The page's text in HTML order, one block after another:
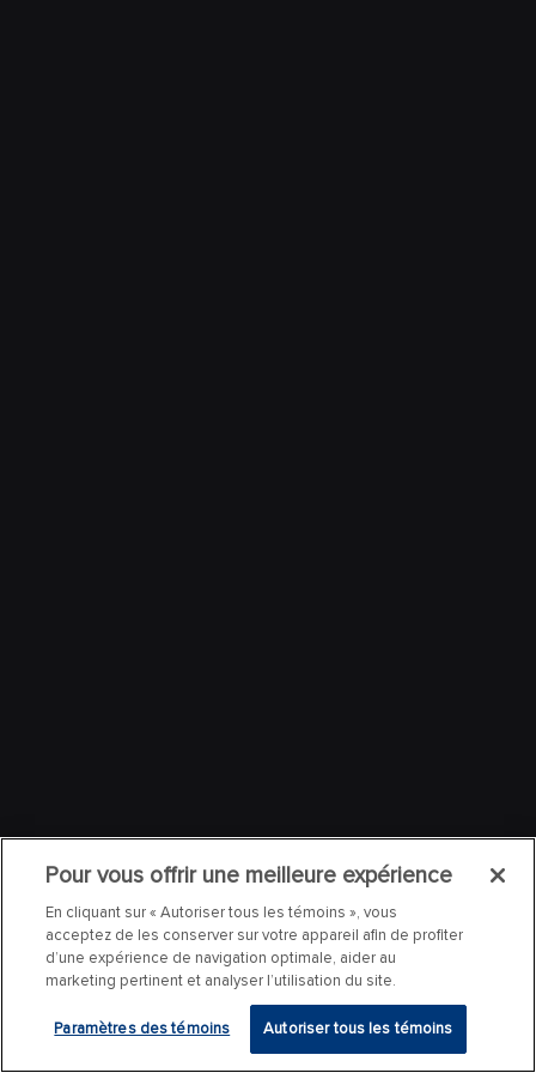
Pour vous offrir une meilleure expérience
En cliquant sur « Autoriser tous les témoins », vous
acceptez de les conserver sur votre appareil afin de profiter
d’une expérience de navigation optimale, aider au
marketing pertinent et analyser l’utilisation du site.
Paramètres des témoins Autoriser tous les témoins